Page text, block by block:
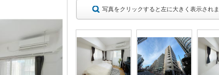
写真をクリックすると左に大きく表示され